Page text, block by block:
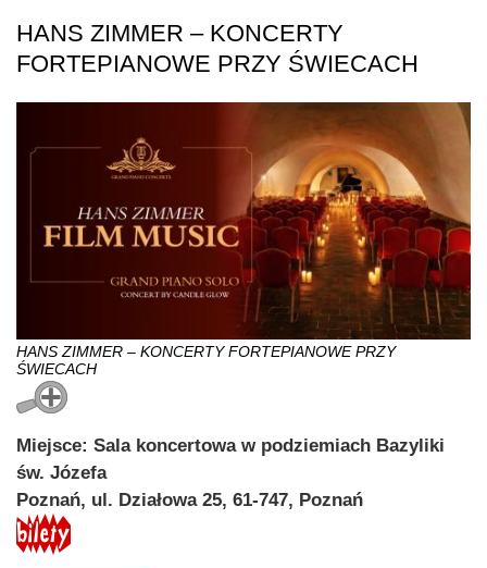
HANS ZIMMER – KONCERTY
FORTEPIANOWE PRZY ŚWIECACH
HANS ZIMMER – KONCERTY FORTEPIANOWE PRZY
ŚWIECACH
Miejsce: Sala koncertowa w podziemiach Bazyliki
św. Józefa
Poznań, ul. Działowa 25, 61-747, Poznań